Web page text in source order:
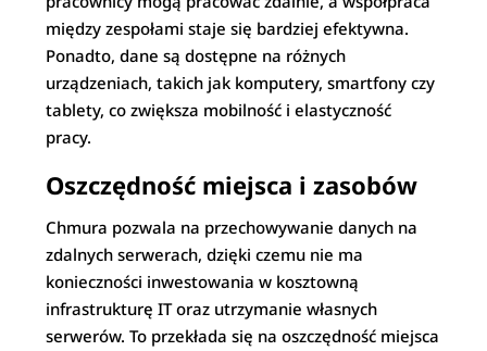
między zespołami staje się bardziej efektywna.
Ponadto, dane są dostępne na różnych
urządzeniach, takich jak komputery, smartfony czy
tablety, co zwiększa mobilność i elastyczność
pracy.
Oszczędność miejsca i zasobów
Chmura pozwala na przechowywanie danych na
zdalnych serwerach, dzięki czemu nie ma
konieczności inwestowania w kosztowną
infrastrukturę IT oraz utrzymanie własnych
serwerów. To przekłada się na oszczędność miejsca